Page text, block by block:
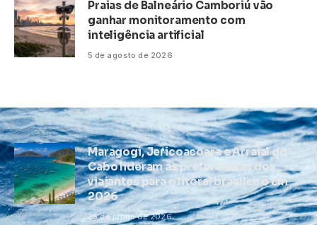
Praias de Balneário Camboriú vão
ganhar monitoramento com
inteligência artificial
5 de agosto de 2026
Maragogi, Jericoacoara e Arraial do
Cabo lideram as preferências dos
viajantes para o litoral brasileiro em
2026
25 de junho de 2026